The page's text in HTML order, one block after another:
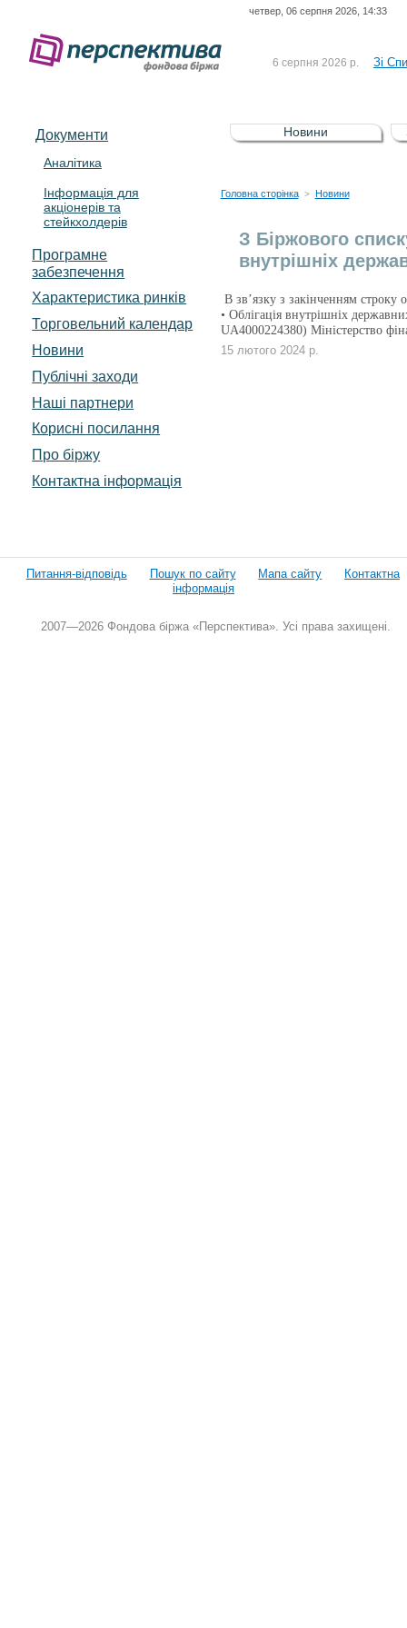
четвер, 06 серпня 2026, 14:33
6 серпня 2026 р. Зі
5 серпня 2026 р.
Зі
UA4000232607)
4 серпня 2026 р.
Документи
Аналітика
Інформація для
акціонерів та
стейкхолдерів
Програмне
забезпечення
Характеристика pинків
Торговельний календар
Новини
Публічні заходи
Наші партнери
Корисні посилання
Про біржу
Контактна інформація
Новини
Головна сторінка > Новини
З Біржового
внутрішніх
В зв’язку з закінченням строку
• Облігація внутрішніх
UA4000224380) Міністерство
15 лютого 2024 р.
Питання-відповідь Пошук по сайту Мапа сайту
Контактна
інформація
2007—2026 Фондова біржа «Перспектива». Усі права захищені.